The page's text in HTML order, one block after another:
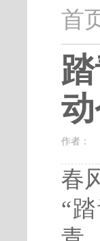
我的足迹：
最新新闻
首
作者：
春
“